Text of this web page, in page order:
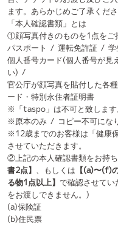
※「taspo」は不可と致します。ご注
※原本のみ / コピー不可になります
※12歳までのお客様は「健康保険証
させていただきます。
②上記の本人確認書類をお持ちでな
書2点】 、もしくは 【(a)〜(f)の公的
る物1点以上】
で確認させていただ
をお渡しできません。)
(a)保険証
(b)住民票
(c)戸籍謄本
(d)戸籍抄本
(e)印鑑登録証明書
(f)年金手帳
[お名前が印字されている物の例]
社員証／顔写真のない学生証／クレ
診察券 等
※コピー、手書き、期限切れのもの
※公的証明書はいずれも、公的に発
い。
※住民票、戸籍謄本、戸籍抄本につ
ます。